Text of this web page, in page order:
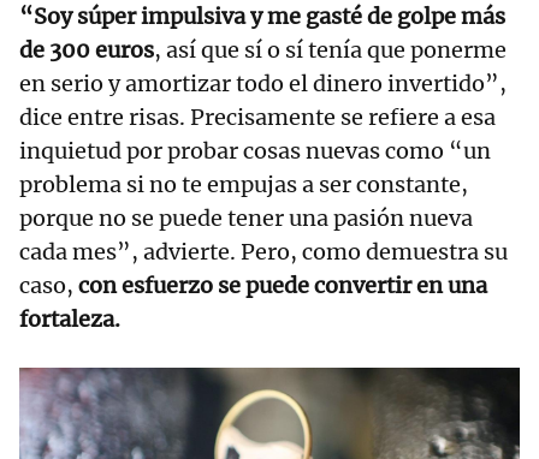
“Soy súper impulsiva y me gasté de golpe más
de 300 euros, así que sí o sí tenía que ponerme
en serio y amortizar todo el dinero invertido”,
dice entre risas. Precisamente se refiere a esa
inquietud por probar cosas nuevas como “un
problema si no te empujas a ser constante,
porque no se puede tener una pasión nueva
cada mes”, advierte. Pero, como demuestra su
caso, con esfuerzo se puede convertir en una
fortaleza.